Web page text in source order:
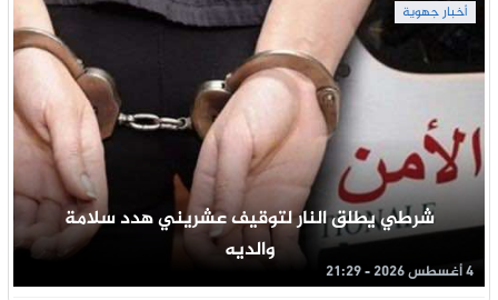
أخبار جهوية
شرطي يطلق النار لتوقيف عشريني هدد سلامة
والديه
4 أغسطس 2026 - 21:29